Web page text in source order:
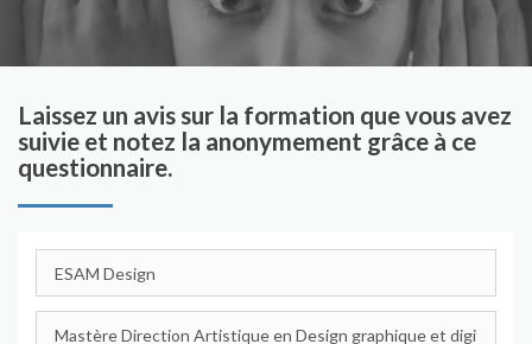
Laissez un avis sur la formation que vous avez
suivie et notez la anonymement grâce à ce
questionnaire.